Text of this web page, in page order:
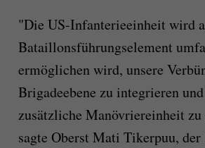
"Die US-Infanterieeinheit wird
Bataillonsführungselement
ermöglichen wird, unsere
Brigadeebene zu integrieren
zusätzliche Manövriereinheit zu
sagte Oberst Mati Tikerpuu,